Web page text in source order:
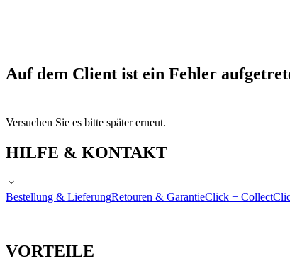
Auf dem Client ist ein Fehler
Versuchen Sie es bitte später erneut.
HILFE & KONTAKT
Bestellung & LieferungRetouren & GarantieClick + Collect
VORTEILE